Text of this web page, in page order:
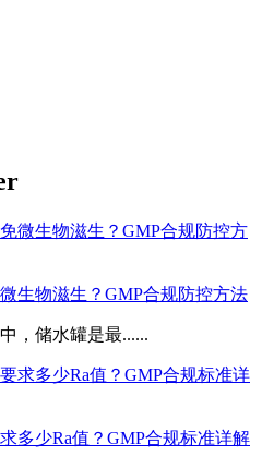
生物滋生？GMP合规防控方法
，储水罐是最......
多少Ra值？GMP合规标准详解